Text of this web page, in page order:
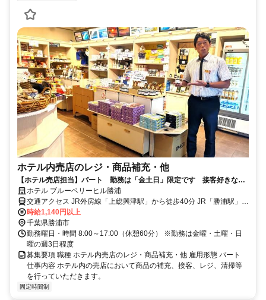
ホテル内売店のレジ・商品補充・他
【ホテル売店担当】パート 勤務は「金土日」限定です 接客好きな方
大歓迎 未経験者OK 勝浦市
ホテル ブルーベリーヒル勝浦
交通アクセス JR外房線「上総興津駅」から徒歩40分 JR「勝浦駅」か
ら車で約15分
時給1,140円以上
千葉県勝浦市
勤務曜日・時間 8:00～17:00（休憩60分） ※勤務は金曜・土曜・日
曜の週3日程度
募集要項 職種 ホテル内売店のレジ・商品補充・他 雇用形態 パート
仕事内容 ホテル内の売店において商品の補充、接客、レジ、清掃等
を行っていただきます。
固定時間制